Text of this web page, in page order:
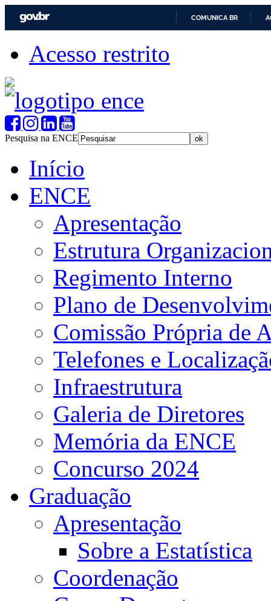
COMUNICA BR
Acesso restrito
Pesquisa na ENCE
Início
ENCE
Apresentação
Estrutura
Regimento Interno
Plano de
Comissão Própria de
Telefones e
Infraestrutura
Galeria de Diretores
Memória da ENCE
Concurso 2024
Graduação
Apresentação
Sobre a Estatística
Coordenação